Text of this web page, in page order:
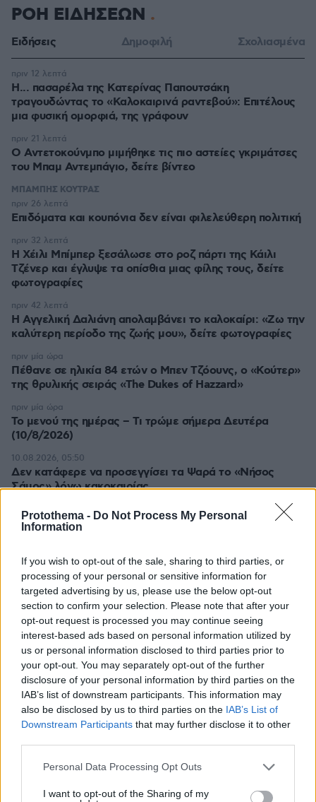
Protothema - Do Not Process My Personal
Information
If you wish to opt-out of the sale, sharing to third parties, or
processing of your personal or sensitive information for
targeted advertising by us, please use the below opt-out
section to confirm your selection. Please note that after your
opt-out request is processed you may continue seeing
interest-based ads based on personal information utilized by
us or personal information disclosed to third parties prior to
your opt-out. You may separately opt-out of the further
disclosure of your personal information by third parties on the
IAB’s list of downstream participants. This information may
also be disclosed by us to third parties on the IAB’s List of
Downstream Participants that may further disclose it to other
Please note that this website/app uses one or more Google
not limited to your visit or usage behaviour. You may click to
Personal Data Processing Opt Outs
I want to opt-out of the Sharing of my
ΡΟΗ ΕΙΔΗΣΕΩΝ
Ειδήσεις Δημοφιλή Σχολιασμένα
Η... πασαρέλα της Κατερίνας Παπουτσάκη
τραγουδώντας το «Καλοκαιρινά ραντεβού»: Επιτέλους
μια φυσική ομορφιά, της γράφουν
πριν 12 λεπτά
Ο Αντετοκούνμπο μιμήθηκε τις πιο αστείες γκριμάτσες
του Μπαμ Αντεμπάγιο, δείτε βίντεο
πριν 21 λεπτά
ΜΠΑΜΠΗΣ ΚΟΥΤΡΑΣ
Επιδόματα και κουπόνια δεν είναι φιλελεύθερη πολιτική
πριν 26 λεπτά
Η Χέιλι Μπίμπερ ξεσάλωσε στο ροζ πάρτι της Κάιλι
Τζένερ και έγλυψε τα οπίσθια μιας φίλης τους, δείτε
φωτογραφίες
πριν 32 λεπτά
Η Αγγελική Δαλιάνη απολαμβάνει το καλοκαίρι: «Ζω την
καλύτερη περίοδο της ζωής μου», δείτε φωτογραφίες
πριν 42 λεπτά
Πέθανε σε ηλικία 84 ετών ο Μπεν Τζόουνς, ο «Κούτερ»
της θρυλικής σειράς «The Dukes of Hazzard»
πριν μία ώρα
Το μενού της ημέρας – Τι τρώμε σήμερα Δευτέρα
(10/8/2026)
πριν μία ώρα
Δεν κατάφερε να προσεγγίσει τα Ψαρά το «Νήσος
Σάμος» λόγω κακοκαιρίας
10.08.2026, 05:50
Το PKK καταγγέλλει «σοβαρά λάθη» στο νομοσχέδιο
10.08.2026, 05:45
O Παναμάς ενισχύει τα σύνορα με την Κολομβία μετά
τις επιθέσεις και τον φόβο διείσδυσης ένοπλων
οργανώσεων
10.08.2026, 05:26
ΔΕΙΤΕ ΟΛΕΣ ΤΙΣ ΕΙΔΗΣΕΙΣ
ΤΑ ΠΙΟ ΔΗΜΟΦΙΛΗ